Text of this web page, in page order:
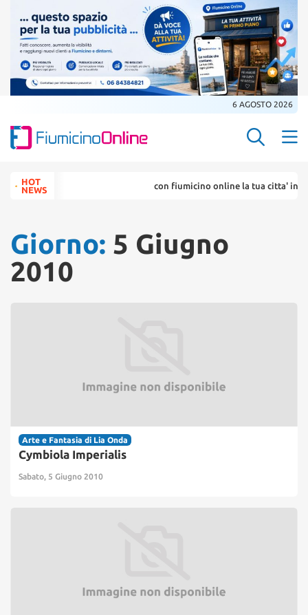
6 AGOSTO 2026
Search
for:HOT
NEWS
con fiumicino online la tua citta' in un
Giorno: 5 Giugno
2010
Arte e Fantasia di Lia Onda
Cymbiola Imperialis
Sabato, 5 Giugno 2010